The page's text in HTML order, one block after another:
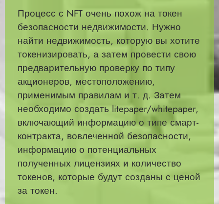
Процесс с NFT очень похож на токен
безопасности недвижимости. Нужно
найти недвижимость, которую вы хотите
токенизировать, а затем провести свою
предварительную проверку по типу
акционеров, местоположению,
применимым правилам и т. д. Затем
необходимо создать litepaper/whitepaper,
включающий информацию о типе смарт-
контракта, вовлеченной безопасности,
информацию о потенциальных
полученных лицензиях и количество
токенов, которые будут созданы с ценой
за токен.